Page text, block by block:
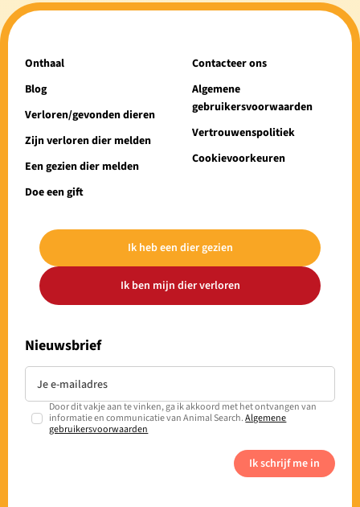
Onthaal
Blog
Verloren/gevonden dieren
Zijn verloren dier melden
Een gezien dier melden
Doe een gift
Contacteer ons
Algemene
gebruikersvoorwaarden
Vertrouwenspolitiek
Cookievoorkeuren
Ik heb een dier gezien
Ik ben mijn dier verloren
Nieuwsbrief
Door dit vakje aan te vinken, ga ik akkoord met het ontvangen van
informatie en communicatie van Animal Search.Algemene
gebruikersvoorwaarden
Ik schrijf me in